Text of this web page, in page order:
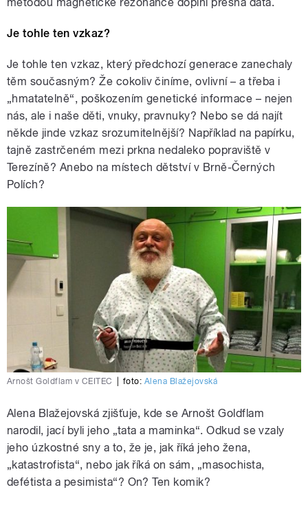
Je tohle ten vzkaz?
Je tohle ten vzkaz, který předchozí generace zanechaly
těm současným? Že cokoliv činíme, ovlivní – a třeba i
„hmatatelně“, poškozením genetické informace – nejen
nás, ale i naše děti, vnuky, pravnuky? Nebo se dá najít
někde jinde vzkaz srozumitelnější? Například na papírku,
tajně zastrčeném mezi prkna nedaleko popraviště v
Terezíně? Anebo na místech dětství v Brně-Černých
Polích?
Arnošt Goldflam v CEITEC foto: Alena Blažejovská
Alena Blažejovská zjišťuje, kde se Arnošt Goldflam
narodil, jací byli jeho „tata a maminka“. Odkud se vzaly
jeho úzkostné sny a to, že je, jak říká jeho žena,
„katastrofista“, nebo jak říká on sám, „masochista,
defétista a pesimista“? On? Ten komik?